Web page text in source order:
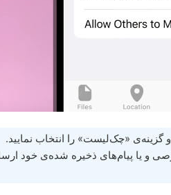
و گزینه‌ی «چک‌لیست» را انتخاب نمایید.
و یا پیام‌های ذخیره شده‌ی خود